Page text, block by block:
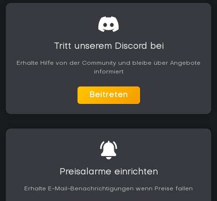
Tritt unserem Discord bei
Erhalte Hilfe von der Community und bleibe über Angebote
informiert
Beitreten
Preisalarme einrichten
Erhalte E-Mail-Benachrichtigungen wenn Preise fallen